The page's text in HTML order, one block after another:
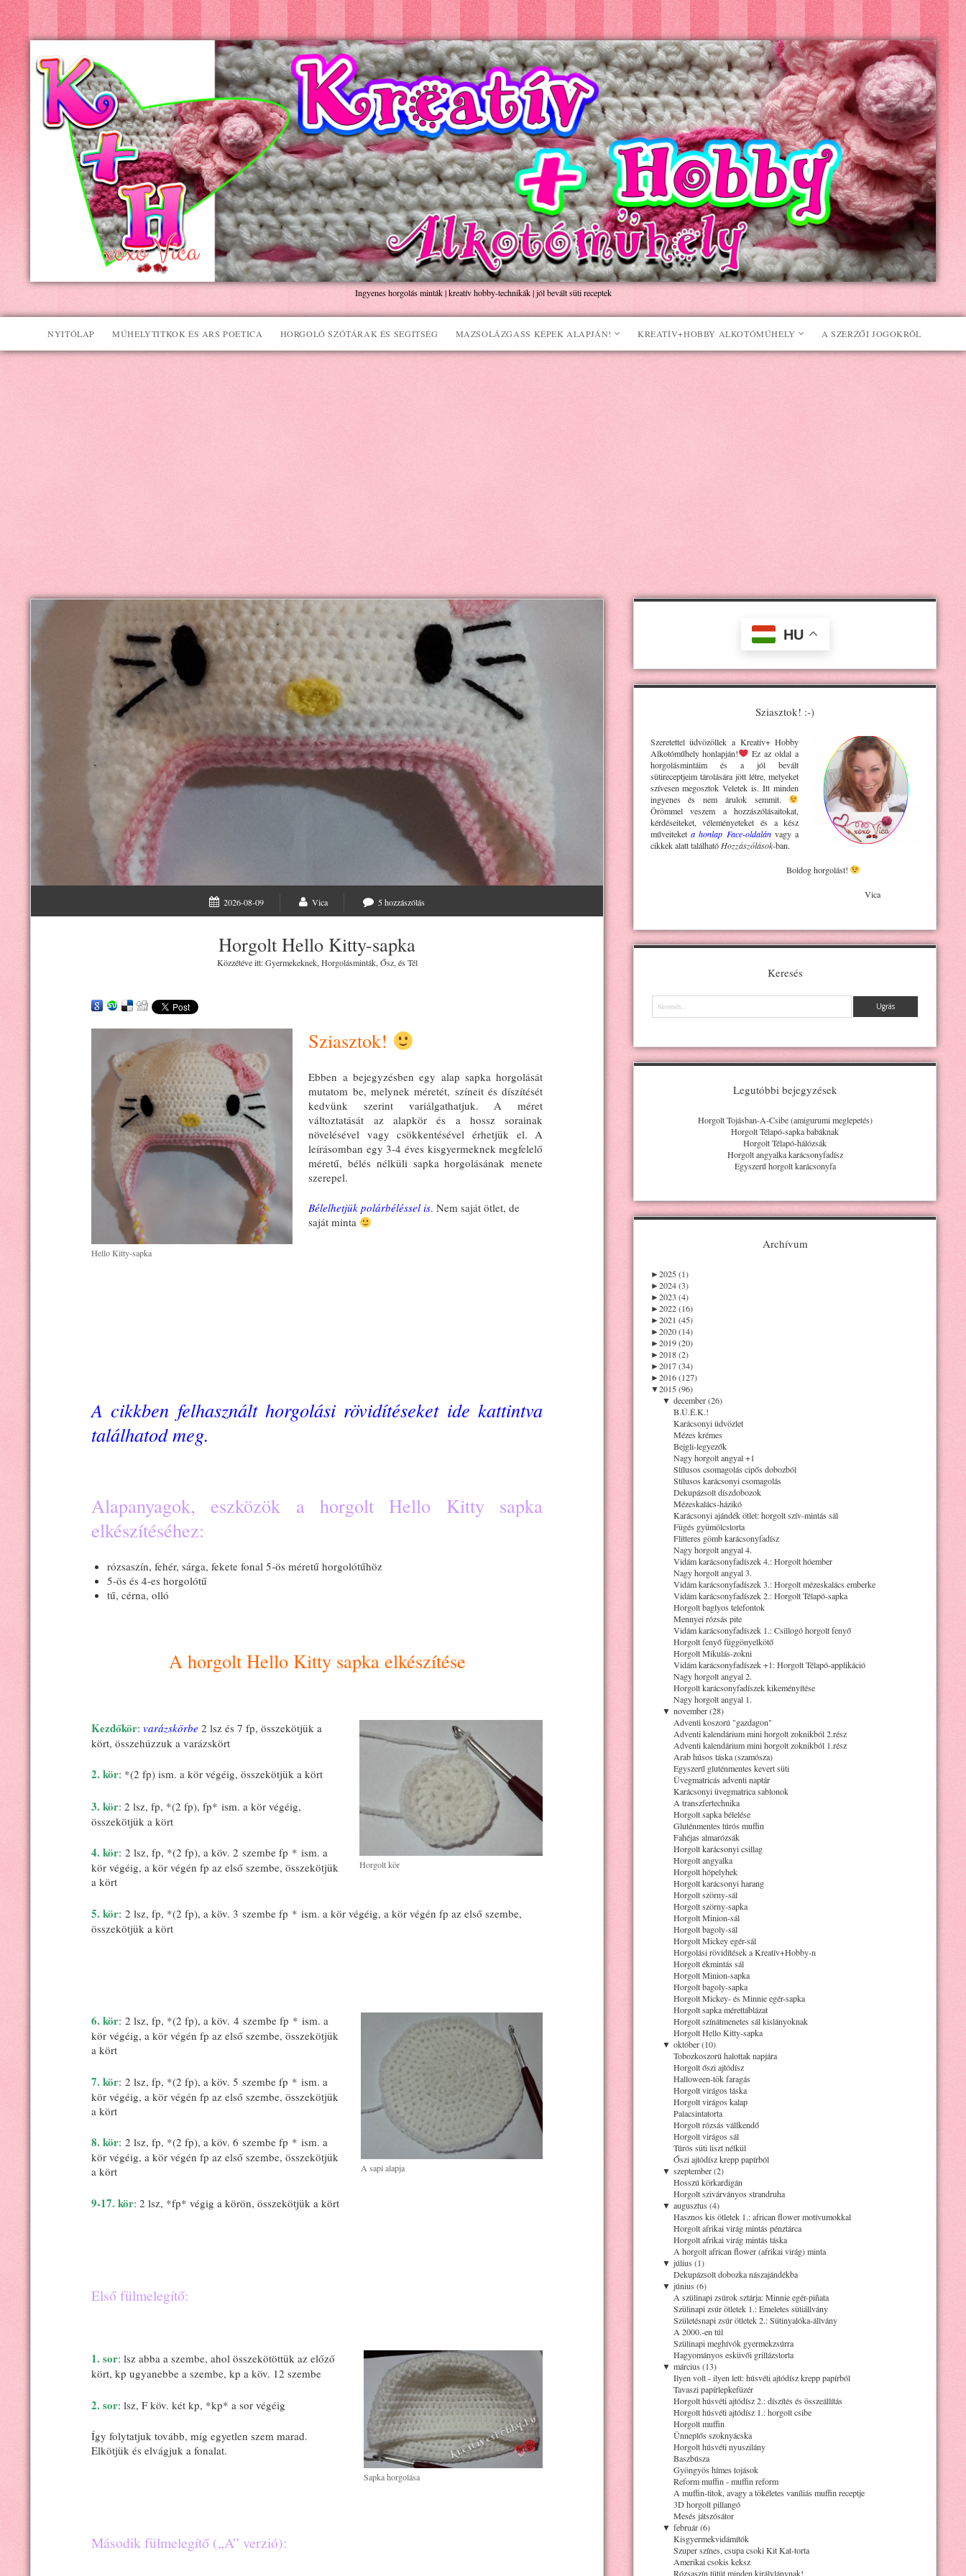
Kreatív+Hobby
Alkotóműhely
Ingyenes horgolás minták | kreatív hobby-technikák | jól bevált süti receptek
NYITÓLAP MŰHELYTITKOK ÉS ARS POETICA HORGOLÓ SZÓTÁRAK ÉS SEGÍTSÉG MAZSOLÁZGASS KÉPEK ALAPJÁN! KREATÍV+HOBBY ALKOTÓMŰHELY A SZERZŐI JOGOKRÓL
2026-08-09 Vica 5 hozzászólás
Horgolt Hello Kitty-sapka
Közzétéve itt:Gyermekeknek,Horgolásminták,Ősz, ésTél
Hello Kitty-sapka
Sziasztok!
Ebben a bejegyzésben egy alap sapka horgolását
mutatom be, melynek méretét, színeit és díszítését
kedvünk szerint variálgathatjuk. A méret
változtatását az alapkör és a hossz sorainak
növelésével vagy csökkentésével érhetjük el. A
leírásomban egy 3-4 éves kisgyermeknek megfelelő
méretű, bélés nélküli sapka horgolásának menete
szerepel.
Bélelhetjük polárbéléssel is. Nem saját ötlet, de
saját minta
A cikkben felhasznált horgolási rövidítéseket ide kattintva
találhatod meg.
Alapanyagok, eszközök a horgolt Hello Kitty sapka
elkészítéséhez:
rózsaszín, fehér, sárga, fekete fonal 5-ös méretű horgolótűhöz
5-ös és 4-es horgolótű
tű, cérna, olló
A horgolt Hello Kitty sapka elkészítése
Horgolt kör
Kezdőkör: varázskörbe 2 lsz és 7 fp, összekötjük a
kört, összehúzzuk a varázskört
2. kör: *(2 fp) ism. a kör végéig, összekötjük a kört
3. kör: 2 lsz, fp, *(2 fp), fp* ism. a kör végéig,
összekötjük a kört
4. kör: 2 lsz, fp, *(2 fp), a köv. 2 szembe fp * ism. a
kör végéig, a kör végén fp az első szembe, összekötjük
a kört
5. kör: 2 lsz, fp, *(2 fp), a köv. 3 szembe fp * ism. a kör végéig, a kör végén fp az első szembe,
összekötjük a kört
A sapi alapja
6. kör: 2 lsz, fp, *(2 fp), a köv. 4 szembe fp * ism. a
kör végéig, a kör végén fp az első szembe, összekötjük
a kört
7. kör: 2 lsz, fp, *(2 fp), a köv. 5 szembe fp * ism. a
kör végéig, a kör végén fp az első szembe, összekötjük
a kört
8. kör: 2 lsz, fp, *(2 fp), a köv. 6 szembe fp * ism. a
kör végéig, a kör végén fp az első szembe, összekötjük
a kört
9-17. kör: 2 lsz, *fp* végig a körön, összekötjük a kört
Első fülmelegítő:
Sapka horgolása
1. sor: lsz abba a szembe, ahol összekötöttük az előző
kört, kp ugyanebbe a szembe, kp a köv. 12 szembe
2. sor: lsz, F köv. két kp, *kp* a sor végéig
Így folytatjuk tovább, míg egyetlen szem marad.
Elkötjük és elvágjuk a fonalat.
Második fülmelegítő („A” verzió):
HU
Sziasztok! :-)
Szeretettel üdvözöllek a Kreatív+ Hobby
Alkotóműhelyhonlapján!
Ez az oldal a
horgolásmintáim és a jól bevált
sütireceptjeim tárolására jött létre, melyeket
szívesen megosztok Veletek is. Itt minden
ingyenes és nem árulok semmit.
Örömmel veszem a hozzászólásaitokat,
kérdéseiteket, véleményeteket és a kész
műveiteket a honlap Face-oldalánvagy a
cikkek alatt található Hozzászólások-ban.
Boldog horgolást!
Vica
Keresés
Keresés
Legutóbbi bejegyzések
Horgolt Tojásban-A-Csibe (amigurumi meglepetés)
Horgolt Télapó-sapka babáknak
Horgolt Télapó-hálózsák
Horgolt angyalka karácsonyfadísz
Egyszerű horgolt karácsonyfa
Archívum
►2025 (1)
►2024 (3)
►2023 (4)
►2022 (16)
►2021 (45)
►2020 (14)
►2019 (20)
►2018 (2)
►2017 (34)
►2016 (127)
▼2015 (96)
▼ december (26)
B.Ú.É.K.!
Karácsonyi üdvözlet
Mézes krémes
Bejgli-legyezők
Nagy horgolt angyal +1
Stílusos csomagolás cipős dobozból
Stílusos karácsonyi csomagolás
Dekupázsolt díszdobozok
Mézeskalács-házikó
Karácsonyi ajándék ötlet: horgolt szív-mintás sál
Fügés gyümölcstorta
Flitteres gömb karácsonyfadísz
Nagy horgolt angyal 4.
Vidám karácsonyfadíszek 4.: Horgolt hóember
Nagy horgolt angyal 3.
Vidám karácsonyfadíszek 3.: Horgolt mézeskalács emberke
Vidám karácsonyfadíszek 2.: Horgolt Télapó-sapka
Horgolt baglyos telefontok
Mennyei rózsás pite
Vidám karácsonyfadíszek 1.: Csillogó horgolt fenyő
Horgolt fenyő függönyelkötő
Horgolt Mikulás-zokni
Vidám karácsonyfadíszek +1: Horgolt Télapó-applikáció
Nagy horgolt angyal 2.
Horgolt karácsonyfadíszek kikeményítése
Nagy horgolt angyal 1.
▼ november (28)
Adventi koszorú "gazdagon"
Adventi kalendárium mini horgolt zoknikból 2.rész
Adventi kalendárium mini horgolt zoknikból 1.rész
Arab húsos táska (szamósza)
Egyszerű gluténmentes kevert süti
Üvegmatricás adventi naptár
Karácsonyi üvegmatrica sablonok
A transzfertechnika
Horgolt sapka bélelése
Gluténmentes túrós muffin
Fahéjas almarózsák
Horgolt karácsonyi csillag
Horgolt angyalka
Horgolt hópelyhek
Horgolt karácsonyi harang
Horgolt szörny-sál
Horgolt szörny-sapka
Horgolt Minion-sál
Horgolt bagoly-sál
Horgolt Mickey egér-sál
Horgolási rövidítések a Kreatív+Hobby-n
Horgolt ékmintás sál
Horgolt Minion-sapka
Horgolt bagoly-sapka
Horgolt Mickey- és Minnie egér-sapka
Horgolt sapka mérettáblázat
Horgolt színátmenetes sál kislányoknak
Horgolt Hello Kitty-sapka
▼ október (10)
Tobozkoszorú halottak napjára
Horgolt őszi ajtódísz
Halloween-tök faragás
Horgolt virágos táska
Horgolt virágos kalap
Palacsintatorta
Horgolt rózsás vállkendő
Horgolt virágos sál
Túrós süti liszt nélkül
Őszi ajtódísz krepp papírból
▼ szeptember (2)
Hosszú körkardigán
Horgolt szivárványos strandruha
▼ augusztus (4)
Hasznos kis ötletek 1.: african flower motívumokkal
Horgolt afrikai virág mintás pénztárca
Horgolt afrikai virág mintás táska
A horgolt african flower (afrikai virág) minta
▼ július (1)
Dekupázsolt dobozka nászajándékba
▼ június (6)
A szülinapi zsúrok sztárja: Minnie egér-piñata
Szülinapi zsúr ötletek 1.: Emeletes sütiállvány
Születésnapi zsúr ötletek 2.: Sütinyalóka-állvány
A 2000.-en túl
Szülinapi meghívók gyermekzsúrra
Hagyományos esküvői grillázstorta
▼ március (13)
Ilyen volt - ilyen lett: húsvéti ajtódísz krepp papírból
Tavaszi papírlepkefüzér
Horgolt húsvéti ajtódísz 2.: díszítés és összeállítás
Horgolt húsvéti ajtódísz 1.: horgolt csibe
Horgolt muffin
Ünneplős szoknyácska
Horgolt húsvéti nyuszilány
Baszbúsza
Gyöngyös hímes tojások
Reform muffin - muffin reform
A muffin-titok, avagy a tökéletes vaníliás muffin receptje
3D horgolt pillangó
Mesés játszósátor
▼ február (6)
Kisgyermekvidámítók
Szuper színes, csupa csoki Kit Kat-torta
Amerikai csokis keksz
Rózsaszín tütüt minden királylánynak!